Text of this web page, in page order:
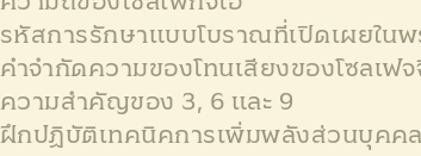
รหัสการรักษาแบบโบราณที่เปิดเผยใน
คำจำกัดความของโทนเสียงของโซลเฟ
ความสำคัญของ 3, 6 และ 9
ฝึกปฏิบัติเทคนิคการเพิ่มพลังส่วนบุคค